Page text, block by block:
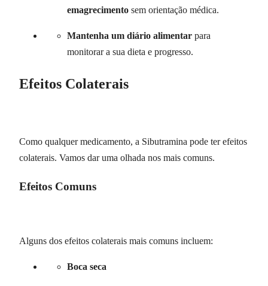
emagrecimento sem orientação médica.
Mantenha um diário alimentar para
monitorar a sua dieta e progresso.
Efeitos Colaterais
Como qualquer medicamento, a Sibutramina pode ter efeitos
colaterais. Vamos dar uma olhada nos mais comuns.
Efeitos Comuns
Alguns dos efeitos colaterais mais comuns incluem:
Boca seca